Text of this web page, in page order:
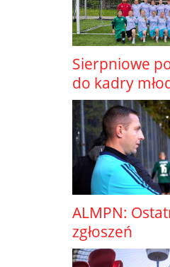
Sierpniowe
do kadry
ALMPN:
zgłoszeń